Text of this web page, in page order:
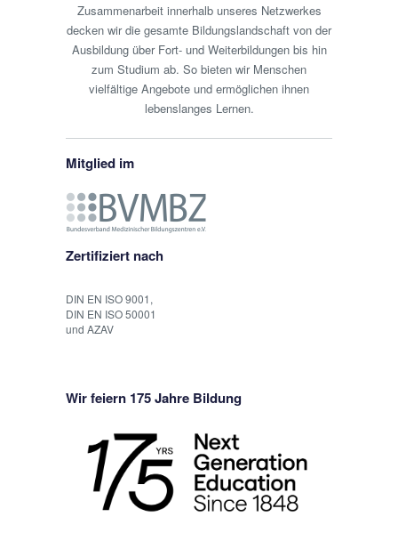
Zusammenarbeit innerhalb unseres Netzwerkes
decken wir die gesamte Bildungslandschaft von der
Ausbildung über Fort- und Weiterbildungen bis hin
zum Studium ab. So bieten wir Menschen
vielfältige Angebote und ermöglichen ihnen
lebenslanges Lernen.
Mitglied im
Zertifiziert nach
DIN EN ISO 9001,
DIN EN ISO 50001
und AZAV
Wir feiern 175 Jahre Bildung